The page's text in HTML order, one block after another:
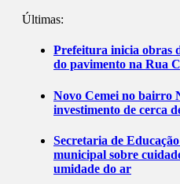
Últimas:
Prefeitura inicia obras
do pavimento na Rua
Novo Cemei no bairro
investimento de cerca
Secretaria de
municipal sobre
umidade do ar